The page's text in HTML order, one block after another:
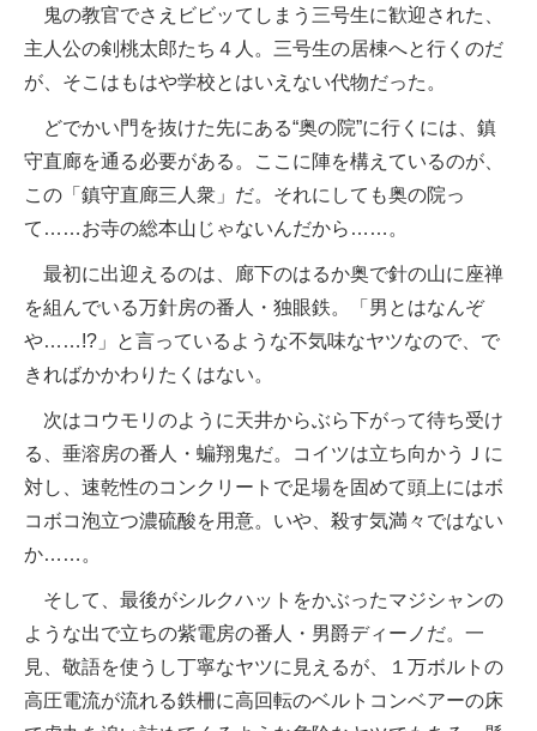
鬼の教官でさえビビッてしまう三号生に歓迎された、
主人公の剣桃太郎たち４人。三号生の居棟へと行くのだ
が、そこはもはや学校とはいえない代物だった。
どでかい門を抜けた先にある“奥の院”に行くには、鎮
守直廊を通る必要がある。ここに陣を構えているのが、
この「鎮守直廊三人衆」だ。それにしても奥の院っ
て……お寺の総本山じゃないんだから……。
最初に出迎えるのは、廊下のはるか奥で針の山に座禅
を組んでいる万針房の番人・独眼鉄。「男とはなんぞ
や……!?」と言っているような不気味なヤツなので、で
きればかかわりたくはない。
次はコウモリのように天井からぶら下がって待ち受け
る、垂溶房の番人・蝙翔鬼だ。コイツは立ち向かうＪに
対し、速乾性のコンクリートで足場を固めて頭上にはボ
コボコ泡立つ濃硫酸を用意。いや、殺す気満々ではない
か……。
そして、最後がシルクハットをかぶったマジシャンの
ような出で立ちの紫電房の番人・男爵ディーノだ。一
見、敬語を使うし丁寧なヤツに見えるが、１万ボルトの
高圧電流が流れる鉄柵に高回転のベルトコンベアーの床